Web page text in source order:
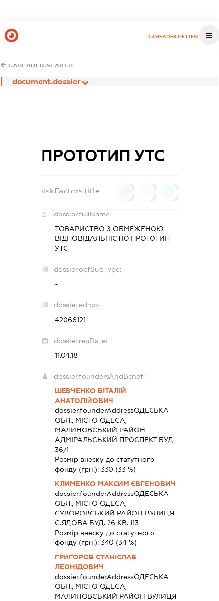
CAHEADER.GETTEST
CAHEADER.SEARCH
document.dossier
ПРОТОТИП УТС
riskFactors.title
dossier.fullName:
ТОВАРИСТВО З ОБМЕЖЕНОЮ
ВІДПОВІДАЛЬНІСТЮ ПРОТОТИП
УТС
dossier.opfSubType:
-
dossier.edrpo:
42066121
dossier.regDate:
11.04.18
dossier.foundersAndBenef:
ШЕВЧЕНКО ВІТАЛІЙ
АНАТОЛІЙОВИЧ
dossier.founderAddressОДЕСЬКА
ОБЛ., МІСТО ОДЕСА,
МАЛИНОВСЬКИЙ РАЙОН
АДМІРАЛЬСЬКИЙ ПРОСПЕКТ БУД.
36/1
Розмір внеску до статутного
фонду (грн.): 330 (33 %)
КЛИМЕНКО МАКСИМ ЄВГЕНОВИЧ
dossier.founderAddressОДЕСЬКА
ОБЛ., МІСТО ОДЕСА,
СУВОРОВСЬКИЙ РАЙОН ВУЛИЦЯ
С.ЯДОВА БУД. 26 КВ. 113
Розмір внеску до статутного
фонду (грн.): 340 (34 %)
ГРИГОРОВ СТАНІСЛАВ
ЛЕОНІДОВИЧ
dossier.founderAddressОДЕСЬКА
ОБЛ., МІСТО ОДЕСА,
МАЛИНОВСЬКИЙ РАЙОН ВУЛИЦЯ